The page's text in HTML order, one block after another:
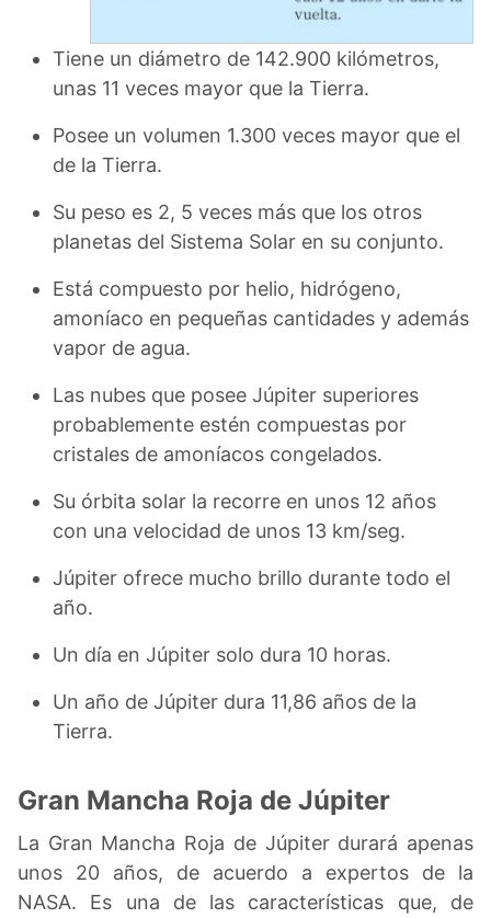
Tiene un diámetro de 142.900 kilómetros,
unas 11 veces mayor que la Tierra.
Posee un volumen 1.300 veces mayor que el
de la Tierra.
Su peso es 2, 5 veces más que los otros
planetas del Sistema Solar en su conjunto.
Está compuesto por helio, hidrógeno,
amoníaco en pequeñas cantidades y además
vapor de agua.
Las nubes que posee Júpiter superiores
probablemente estén compuestas por
cristales de amoníacos congelados.
Su órbita solar la recorre en unos 12 años
con una velocidad de unos 13 km/seg.
Júpiter ofrece mucho brillo durante todo el
año.
Un día en Júpiter solo dura 10 horas.
Un año de Júpiter dura 11,86 años de la
Tierra.
Gran Mancha Roja de Júpiter
La Gran Mancha Roja de Júpiter durará apenas
unos 20 años, de acuerdo a expertos de la
NASA. Es una de las características que, de